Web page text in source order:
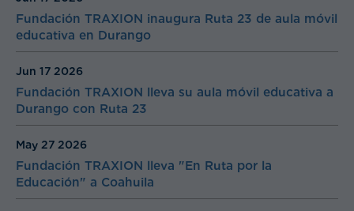
Sustainability
Transportation & Logistics
View all categories
2022 2021
2018
Fundación TRAXION inaugura Ruta 23 de aula móvil
educativa en Durango
Fundación TRAXION lleva su aula móvil educativa a
Durango con Ruta 23
Jun 17 2026
Fundación TRAXION lleva "En Ruta por la
Educación" a Coahuila
May 27 2026